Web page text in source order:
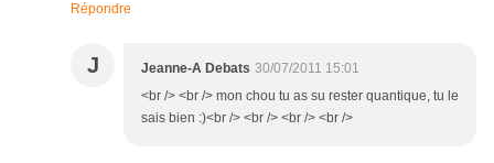
Répondre
J Jeanne-A Debats 30/07/2011 15:01
<br /> <br /> mon chou tu as su rester quantique, tu le
sais bien :)<br /> <br /> <br /> <br />